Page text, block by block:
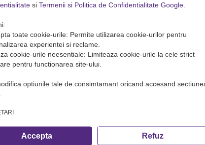
si Termenii si Politica de Confidentialitate Google
toate cookie-urile: Permite utilizarea cookie-urilor pentru
experientei si reclame.
cookie-urile neesentiale: Limiteaza cookie-urile la cele strict
pentru functionarea site-ului.
optiunile tale de consimtamant oricand accesand
Accepta Refuz